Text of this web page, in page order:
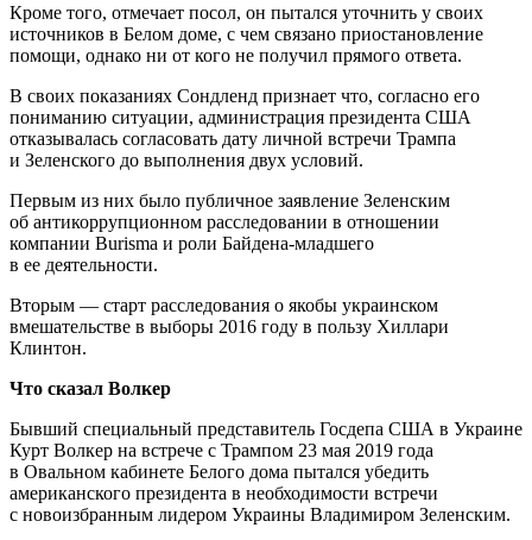
Кроме того, отмечает посол, он пытался уточнить у своих
источников в Белом доме, с чем связано приостановление
помощи, однако ни от кого не получил прямого ответа.
В своих показаниях Сондленд признает что, согласно его
пониманию ситуации, администрация президента США
отказывалась согласовать дату личной встречи Трампа
и Зеленского до выполнения двух условий.
Первым из них было публичное заявление Зеленским
об антикоррупционном расследовании в отношении
компании Burisma и роли Байдена-младшего
в ее деятельности.
Вторым — старт расследования о якобы украинском
вмешательстве в выборы 2016 году в пользу Хиллари
Клинтон.
Что сказал Волкер
Бывший специальный представитель Госдепа США в Украине
Курт Волкер на встрече с Трампом 23 мая 2019 года
в Овальном кабинете Белого дома пытался убедить
американского президента в необходимости встречи
с новоизбранным лидером Украины Владимиром Зеленским.